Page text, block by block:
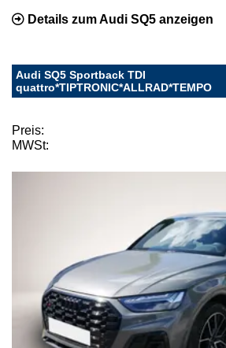
Details zum Audi SQ5 anzeigen
Audi SQ5 Sportback TDI
quattro*TIPTRONIC*ALLRAD*TEMPO
Preis:
MWSt: